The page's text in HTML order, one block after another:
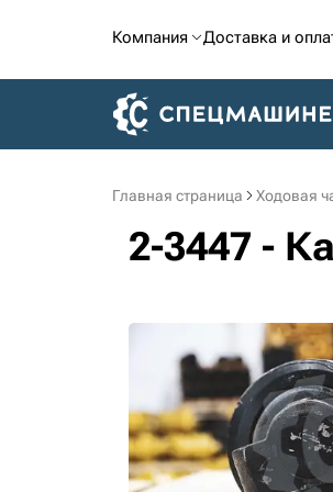
Компания Доставка и
Главная страница Ходовая
2-3447 -